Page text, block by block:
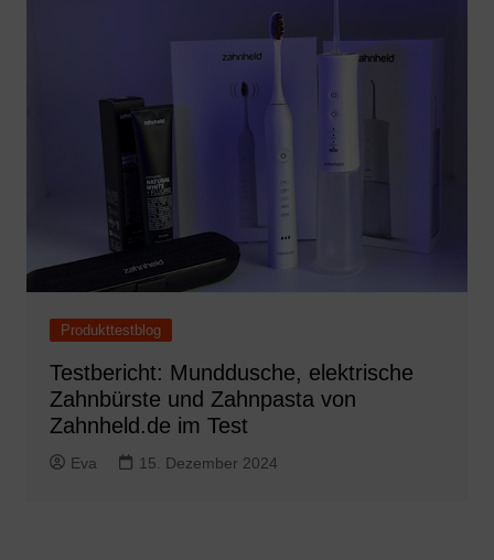
Produkttestblog
Testbericht: Munddusche, elektrische
Zahnbürste und Zahnpasta von
Zahnheld.de im Test
Eva 15. Dezember 2024